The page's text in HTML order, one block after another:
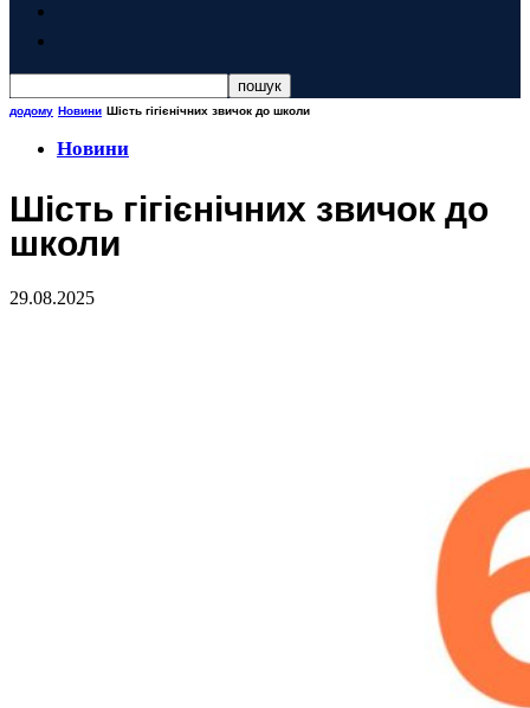
додому Новини Шість гігієнічних звичок до школи
Новини
Шість гігієнічних звичок до
школи
29.08.2025